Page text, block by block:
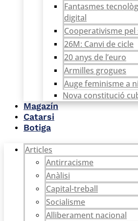
Fantasmes
digital
Cooperativisme pel
26M: Canvi de cicle
20 anys de l’euro
Armilles grogues
Auge feminisme a
Nova constitució
Magazín
Catarsi
Botiga
Articles
Antirracisme
Anàlisi
Capital-treball
Socialisme
Alliberament nacional